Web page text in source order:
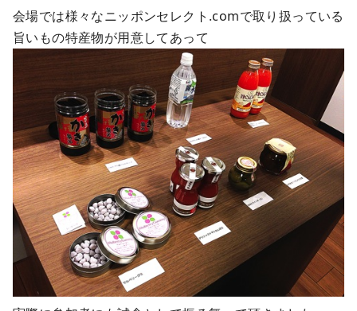
会場では様々なニッポンセレクト.comで取り扱っている
旨いもの特産物が用意してあって